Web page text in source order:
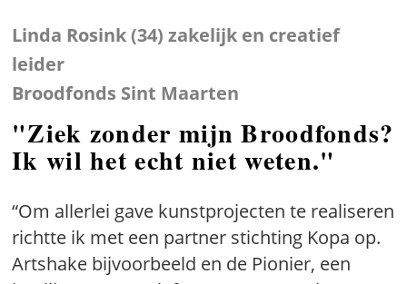
Linda Rosink (34) zakelijk en creatief
leider
Broodfonds Sint Maarten
"Ziek zonder mijn Broodfonds?
Ik wil het echt niet weten."
“Om allerlei gave kunstprojecten te realiseren
richtte ik met een partner stichting Kopa op.
Artshake bijvoorbeeld en de Pionier, een